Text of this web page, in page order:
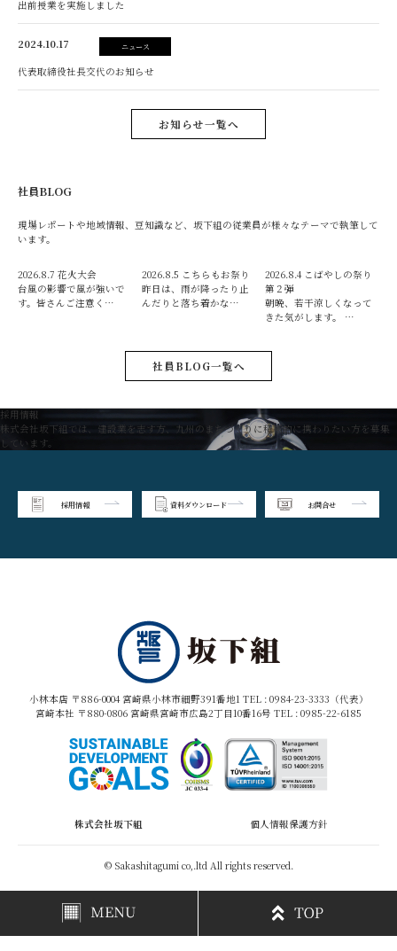
出前授業を実施しました
2024.10.17 ニュース
代表取締役社長交代のお知らせ
お知らせ一覧へ
社員BLOG
現場レポートや地域情報、豆知識など、坂下組の従業員が様々なテーマで執筆して
います。
2026.8.7 花火大会
台風の影響で風が強いで
す。皆さんご注意く…
2026.8.5 こちらもお祭り
昨日は、雨が降ったり止
んだりと落ち着かな…
2026.8.4 こばやしの祭り
第２弾
朝晩、若干涼しくなって
きた気がします。 …
社員BLOG一覧へ
採用情報
株式会社坂下組では、建設業を志す方、九州のまちづくりに積極的に携わりたい方を募集
しています。
採用情報 資料ダウンロード お問合せ
小林本店 〒886-0004 宮崎県小林市細野391番地1 TEL : 0984-23-3333（代表）
宮崎本社 〒880-0806 宮崎県宮崎市広島2丁目10番16号 TEL : 0985-22-6185
株式会社坂下組 個人情報保護方針
© Sakashitagumi co,.ltd All rights reserved.